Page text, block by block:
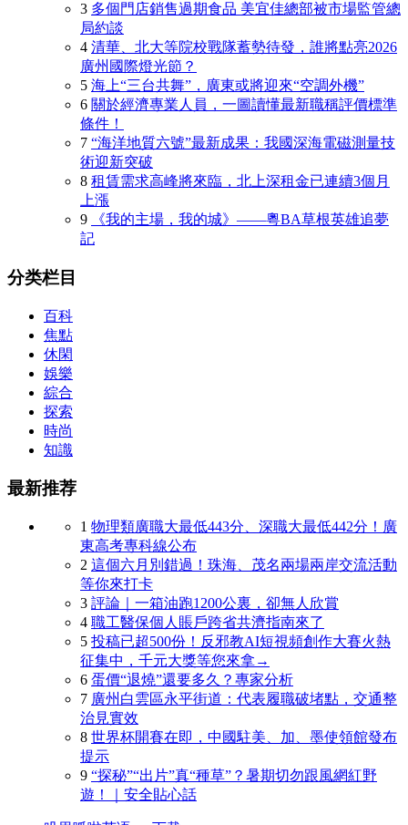
3 多個門店銷售過期食品 美宜佳總部被市場監管總
局約談
4 清華、北大等院校戰隊蓄勢待發，誰將點亮2026
廣州國際燈光節？
5 海上“三台共舞”，廣東或將迎來“空調外機”
6 關於經濟專業人員，一圖讀懂最新職稱評價標準
條件！
7 “海洋地質六號”最新成果：我國深海電磁測量技
術迎新突破
8 租賃需求高峰將來臨，北上深租金已連續3個月
上漲
9
《我的主場，我的城》——粵BA草根英雄追夢
記
分类栏目
百科
焦點
休閑
娛樂
綜合
探索
時尚
知識
最新推荐
1 物理類廣職大最低443分、深職大最低442分！廣
東高考專科線公布
2 這個六月別錯過！珠海、茂名兩場兩岸交流活動
等你來打卡
3 評論｜一箱油跑1200公裏，卻無人欣賞
4 職工醫保個人賬戶跨省共濟指南來了
5 投稿已超500份！反邪教AI短視頻創作大賽火熱
征集中，千元大獎等您來拿→
6 蛋價“退燒”還要多久？專家分析
7 廣州白雲區永平街道：代表履職破堵點，交通整
治見實效
8 世界杯開賽在即，中國駐美、加、墨使領館發布
提示
9 “探秘”“出片”真“種草”？暑期切勿跟風網紅野
遊！｜安全貼心話